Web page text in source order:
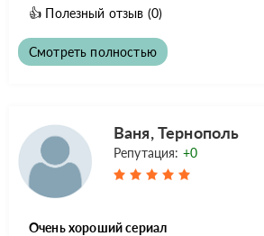
👍 Полезный отзыв (0)
Смотреть полностью
Ваня, Тернополь
Репутация: +0
Очень хороший сериал